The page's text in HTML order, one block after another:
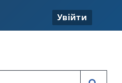
Увійти